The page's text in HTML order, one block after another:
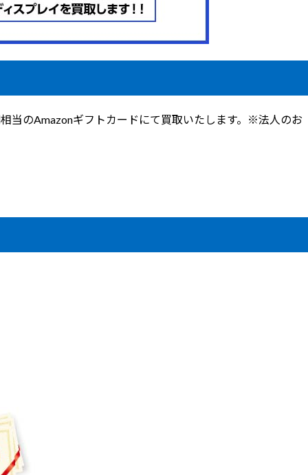
当のAmazonギフトカードにて買取いたします。※法人のお